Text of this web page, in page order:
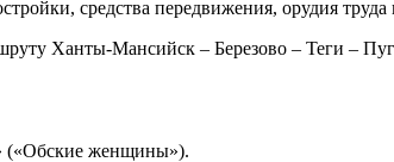
средства передвижения, орудия
Ханты-Мансийск – Березово – Теги –
(«Обские женщины»).